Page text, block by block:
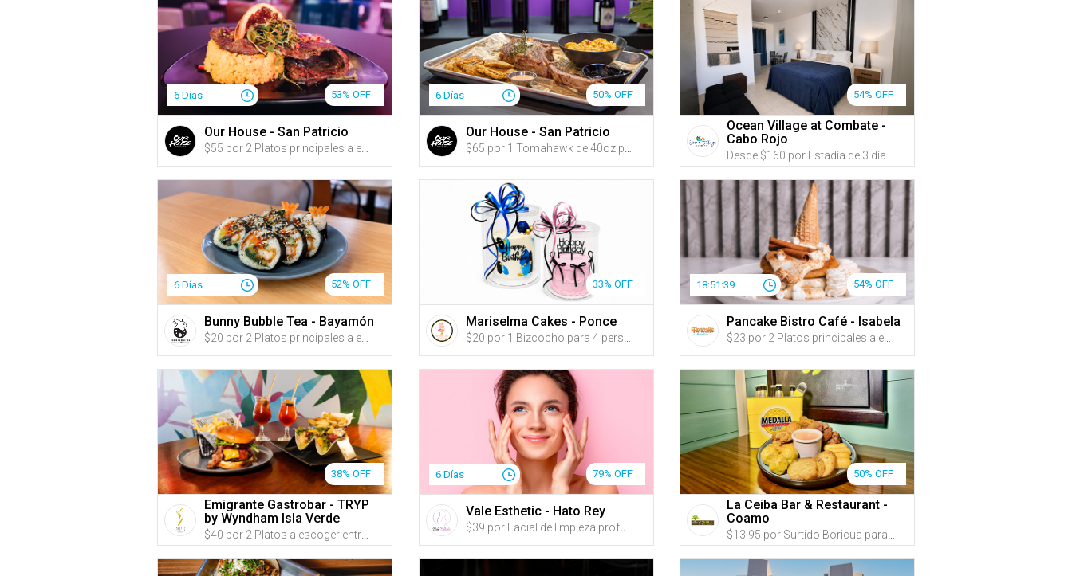
6 Días 53% OFF
Our House - San Patricio
6 Días 50% OFF
Our House - San Patricio
54% OFF
Ocean Village at Combate -
Cabo Rojo
6 Días 52% OFF
Bunny Bubble Tea - Bayamón
33% OFF
Mariselma Cakes - Ponce
18:51:38 54% OFF
Pancake Bistro Café - Isabela
38% OFF
Emigrante Gastrobar - TRYP
by Wyndham Isla Verde
6 Días 79% OFF
Vale Esthetic - Hato Rey
50% OFF
La Ceiba Bar & Restaurant -
Coamo